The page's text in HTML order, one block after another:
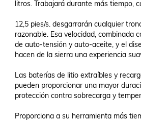
litros. Trabajará durante más tiempo,
12,5 pies/s. desgarrarán cualquier
razonable. Esa velocidad, combinada
de auto-tensión y auto-aceite, y el
hacen de la sierra una experiencia
Las baterías de litio extraíbles y
pueden proporcionar una mayor
protección contra sobrecarga y
Proporciona a su herramienta más